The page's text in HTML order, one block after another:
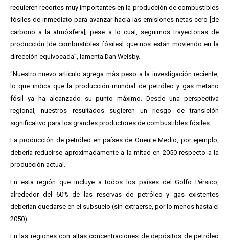
requieren recortes muy importantes en la producción de combustibles
fósiles de inmediato para avanzar hacia las emisiones netas cero [de
carbono a la atmósfera]; pese a lo cual, seguimos trayectorias de
producción [de combustibles fósiles] que nos están moviendo en la
dirección equivocada”, lamenta Dan Welsby.
“Nuestro nuevo artículo agrega más peso a la investigación reciente,
lo que indica que la producción mundial de petróleo y gas metano
fósil ya ha alcanzado su punto máximo. Desde una perspectiva
regional, nuestros resultados sugieren un riesgo de transición
significativo para los grandes productores de combustibles fósiles.
La producción de petróleo en países de Oriente Medio, por ejemplo,
debería reducirse aproximadamente a la mitad en 2050 respecto a la
producción actual.
En esta región que incluye a todos los países del Golfo Pérsico,
alrededor del 60% de las reservas de petróleo y gas existentes
deberían quedarse en el subsuelo (sin extraerse, por lo menos hasta el
2050).
En las regiones con altas concentraciones de depósitos de petróleo